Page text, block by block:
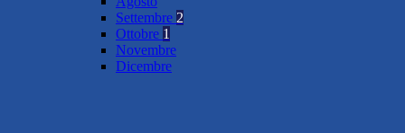
Settembre 2
Ottobre 1
Novembre
Dicembre